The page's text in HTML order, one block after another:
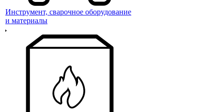
Инструмент, сварочное оборудование
и материалы